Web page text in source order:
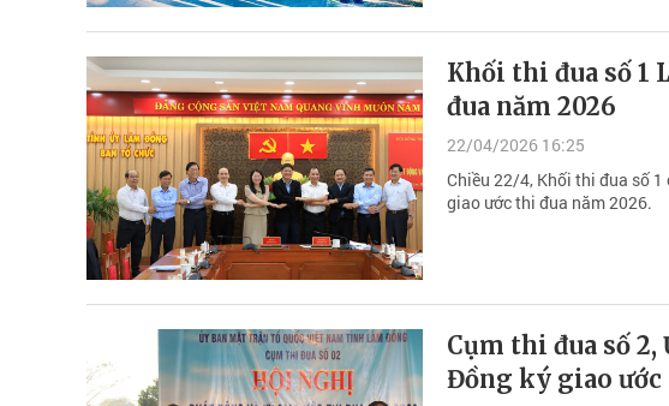
Khối thi đua số 1
đua năm 2026
22/04/2026 16:25
Chiều 22/4, Khối thi đua số
giao ước thi đua năm 2026.
Cụm thi đua số
Đồng ký giao ước